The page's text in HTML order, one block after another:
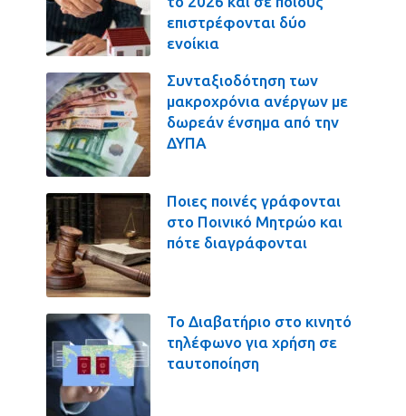
επιστρέφονται δύο
ενοίκια
Συνταξιοδότηση των
μακροχρόνια ανέργων με
δωρεάν ένσημα από την
ΔΥΠΑ
Ποιες ποινές γράφονται
στο Ποινικό Μητρώο και
πότε διαγράφονται
Το Διαβατήριο στο κινητό
τηλέφωνο για χρήση σε
ταυτοποίηση